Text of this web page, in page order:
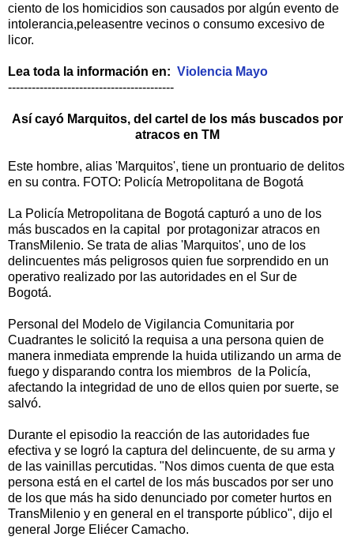
ciento de los homicidios son causados por algún evento de
intolerancia,peleasentre vecinos o consumo excesivo de
licor.
Lea toda la información en: Violencia Mayo
------------------------------------------
Así cayó Marquitos, del cartel de los más buscados por
atracos en TM
Este hombre, alias 'Marquitos', tiene un prontuario de delitos
en su contra. FOTO: Policía Metropolitana de Bogotá
La Policía Metropolitana de Bogotá capturó a uno de los
más buscados en la capital por protagonizar atracos en
TransMilenio. Se trata de alias 'Marquitos', uno de los
delincuentes más peligrosos quien fue sorprendido en un
operativo realizado por las autoridades en el Sur de
Bogotá.
Personal del Modelo de Vigilancia Comunitaria por
Cuadrantes le solicitó la requisa a una persona quien de
manera inmediata emprende la huida utilizando un arma de
fuego y disparando contra los miembros de la Policía,
afectando la integridad de uno de ellos quien por suerte, se
salvó.
Durante el episodio la reacción de las autoridades fue
efectiva y se logró la captura del delincuente, de su arma y
de las vainillas percutidas. "Nos dimos cuenta de que esta
persona está en el cartel de los más buscados por ser uno
de los que más ha sido denunciado por cometer hurtos en
TransMilenio y en general en el transporte público", dijo el
general Jorge Eliécer Camacho.